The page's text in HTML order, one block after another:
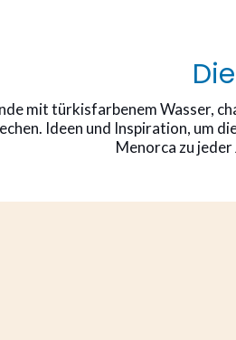
mit türkisfarbenem Wasser,
Ideen und Inspiration, um
Menorca zu